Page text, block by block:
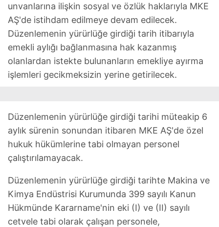
unvanlarına ilişkin sosyal ve özlük haklarıyla MKE
AŞ'de istihdam edilmeye devam edilecek.
Düzenlemenin yürürlüğe girdiği tarih itibarıyla
emekli aylığı bağlanmasına hak kazanmış
olanlardan istekte bulunanların emekliye ayırma
işlemleri gecikmeksizin yerine getirilecek.
Düzenlemenin yürürlüğe girdiği tarihi müteakip 6
aylık sürenin sonundan itibaren MKE AŞ'de özel
hukuk hükümlerine tabi olmayan personel
çalıştırılamayacak.
Düzenlemenin yürürlüğe girdiği tarihte Makina ve
Kimya Endüstrisi Kurumunda 399 sayılı Kanun
Hükmünde Kararname'nin eki (I) ve (II) sayılı
cetvele tabi olarak çalışan personele,